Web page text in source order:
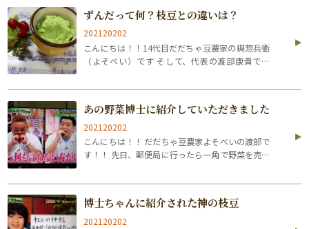
ずんだって何？枝豆との違いは？
202120202
こんにちは！！14代目だだちゃ豆農家の與惣兵衛
（よそべい）です そして、代表の渡部康貴です
て知ってますか？2 なんで「ずんだ」って言う
あの野菜博士に紹介していただきました
202120202
こんにちは！！ だだちゃ豆農家よそべいの渡部で
す！！ 先日、郵便局に行ったら一角で野菜を売っ
設置するという工夫がありました。 日常でもヒン
博士ちゃんに紹介された神の枝豆
202120202